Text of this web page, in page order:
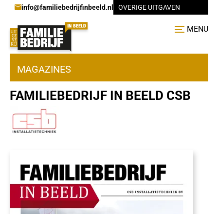
info@familiebedrijfinbeeld.nl OVERIGE UITGAVEN
MENU
MAGAZINES
FAMILIEBEDRIJF IN BEELD CSB